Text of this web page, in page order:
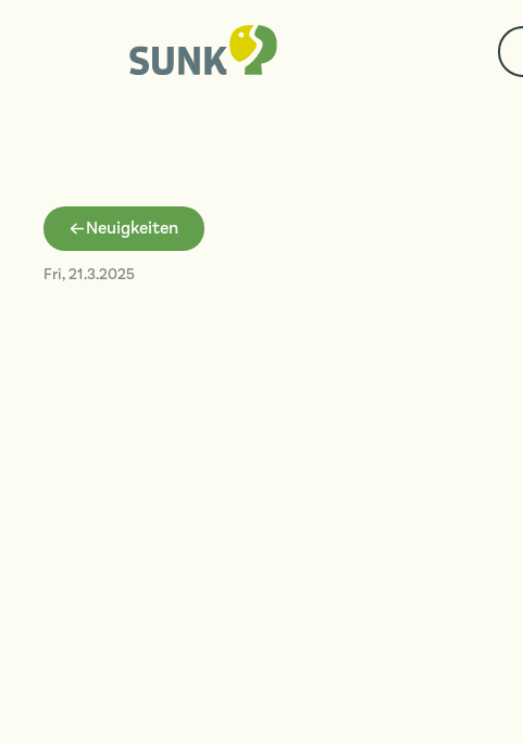
Neuigkeiten
Fri, 21.3.2025